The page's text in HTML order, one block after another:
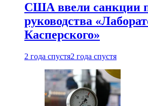
США ввели санкции
руководства
Касперского»
2 года спустя2 года спустя